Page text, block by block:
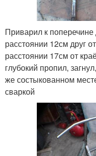
Приварил к поперечине
расстоянии 12см друг
расстоянии 17см от
глубокий пропил,
же состыкованном
сваркой